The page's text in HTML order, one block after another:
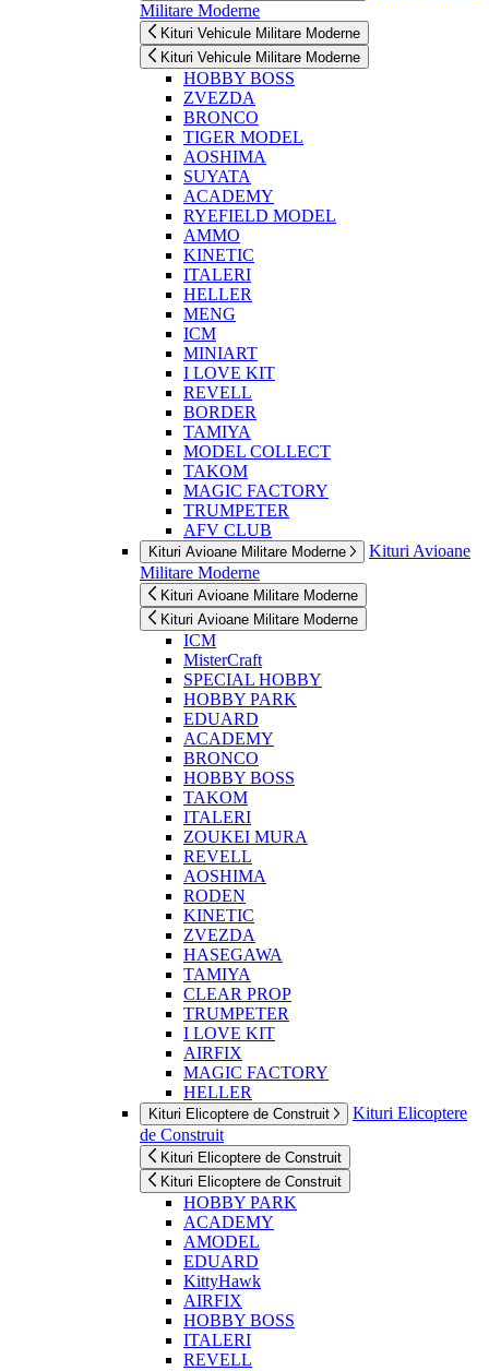
Militare Moderne
Kituri Vehicule Militare Moderne
Kituri Vehicule Militare Moderne
HOBBY BOSS
ZVEZDA
BRONCO
TIGER MODEL
AOSHIMA
SUYATA
ACADEMY
RYEFIELD MODEL
AMMO
KINETIC
ITALERI
HELLER
MENG
ICM
MINIART
I LOVE KIT
REVELL
BORDER
TAMIYA
MODEL COLLECT
TAKOM
MAGIC FACTORY
TRUMPETER
AFV CLUB
Kituri Avioane Militare Moderne
Kituri Avioane
Militare Moderne
Kituri Avioane Militare Moderne
Kituri Avioane Militare Moderne
ICM
MisterCraft
SPECIAL HOBBY
HOBBY PARK
EDUARD
ACADEMY
BRONCO
HOBBY BOSS
TAKOM
ITALERI
ZOUKEI MURA
REVELL
AOSHIMA
RODEN
KINETIC
ZVEZDA
HASEGAWA
TAMIYA
CLEAR PROP
TRUMPETER
I LOVE KIT
AIRFIX
MAGIC FACTORY
HELLER
Kituri Elicoptere de Construit
Kituri Elicoptere
de Construit
Kituri Elicoptere de Construit
Kituri Elicoptere de Construit
HOBBY PARK
ACADEMY
AMODEL
EDUARD
KittyHawk
AIRFIX
HOBBY BOSS
ITALERI
REVELL